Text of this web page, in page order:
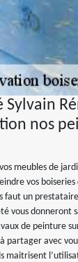
Sylvain
nos
meubles de
vos
faut un
vous donneront
de peinture
partager avec
maitrisent